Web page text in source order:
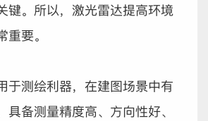
键。所以，激光雷达提高环境
要。
于测绘利器，在建图场景中有
具备测量精度高、方向性好、